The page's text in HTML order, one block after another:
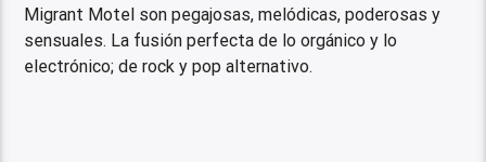
Migrant Motel son pegajosas, melódicas, poderosas y
sensuales. La fusión perfecta de lo orgánico y lo
electrónico; de rock y pop alternativo.